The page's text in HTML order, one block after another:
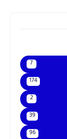
7
174
2
39
96